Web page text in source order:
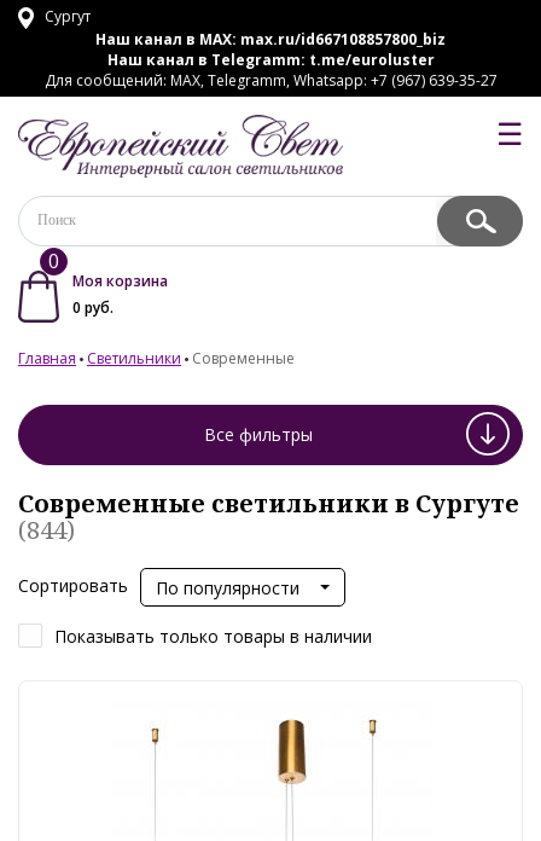
Сургут
Наш канал в MAX: max.ru/id667108857800_biz
Наш канал в Telegramm: t.me/euroluster
Для сообщений: MAX, Telegramm, Whatsapp: +7 (967) 639-35-27
☰
0
Моя корзина
0 руб.
Главная Светильники Современные
Все фильтры
Современные светильники в Сургуте
(844)
Сортировать По популярности
Показывать только товары в наличии